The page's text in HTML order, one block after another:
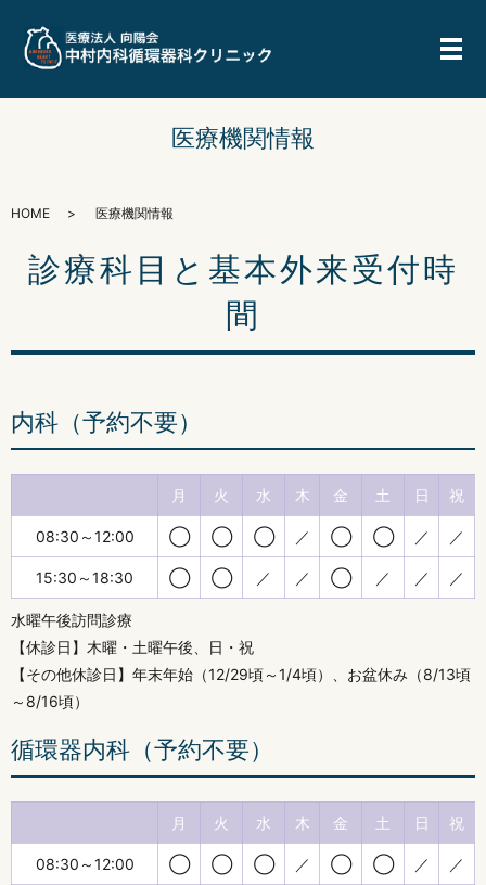
メ
医療機関情報
HOME 医療機関情報
診療科目と基本外来受付時
間
内科（予約不要）
月 火 水 木 金 土 日 祝
08:30～12:00 ◯ ◯ ◯ ／ ◯ ◯ ／ ／
15:30～18:30 ◯ ◯ ／ ／ ◯ ／ ／ ／
水曜午後訪問診療
【休診日】木曜・土曜午後、日・祝
【その他休診日】年末年始（12/29頃～1/4頃）、お盆休み（8/13頃
～8/16頃）
循環器内科（予約不要）
月 火 水 木 金 土 日 祝
08:30～12:00 ◯ ◯ ◯ ／ ◯ ◯ ／ ／